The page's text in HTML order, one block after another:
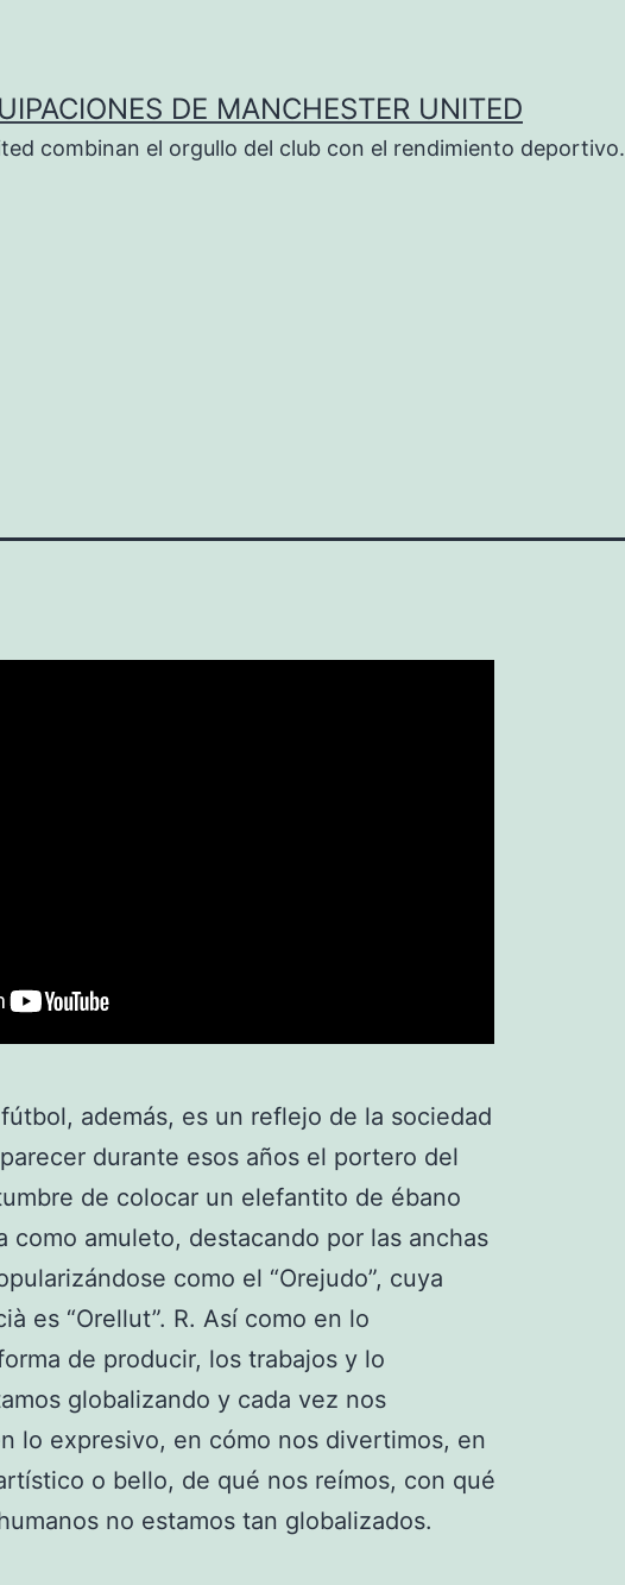
DE MANCHESTER UNITED
combinan el orgullo del club con el rendimiento deportivo.
además, es un reflejo de la sociedad
durante esos años el portero del
de colocar un elefantito de ébano
como amuleto, destacando por las anchas
como el “Orejudo”, cuya
es “Orellut”. R. Así como en lo
de producir, los trabajos y lo
globalizando y cada vez nos
lo expresivo, en cómo nos divertimos, en
o bello, de qué nos reímos, con qué
no estamos tan globalizados.